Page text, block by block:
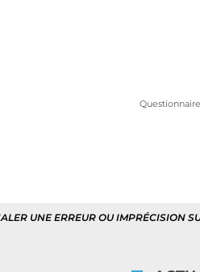
UNE ERREUR OU IMPRÉCISION